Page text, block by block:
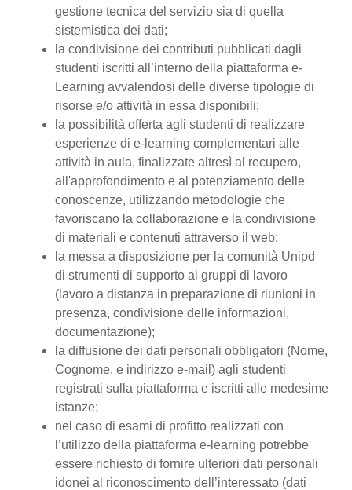
gestione tecnica del servizio sia di quella
sistemistica dei dati;
la condivisione dei contributi pubblicati dagli
studenti iscritti all’interno della piattaforma e-
Learning avvalendosi delle diverse tipologie di
risorse e/o attività in essa disponibili;
la possibilità offerta agli studenti di realizzare
esperienze di e-learning complementari alle
attività in aula, finalizzate altresì al recupero,
all'approfondimento e al potenziamento delle
conoscenze, utilizzando metodologie che
favoriscano la collaborazione e la condivisione
di materiali e contenuti attraverso il web;
la messa a disposizione per la comunità Unipd
di strumenti di supporto ai gruppi di lavoro
(lavoro a distanza in preparazione di riunioni in
presenza, condivisione delle informazioni,
documentazione);
la diffusione dei dati personali obbligatori (Nome,
Cognome, e indirizzo e-mail) agli studenti
registrati sulla piattaforma e iscritti alle medesime
istanze;
nel caso di esami di profitto realizzati con
l’utilizzo della piattaforma e-learning potrebbe
essere richiesto di fornire ulteriori dati personali
idonei al riconoscimento dell’interessato (dati